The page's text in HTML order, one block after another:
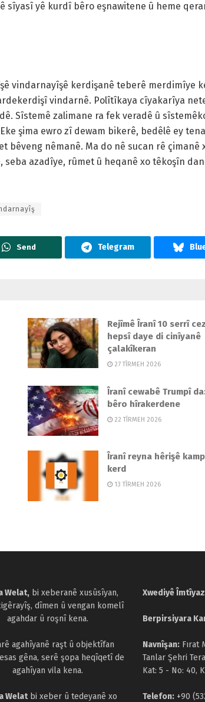
sîyasî yê kurdî bêro eşnawitene û heme
vindarnayîşê kerdişanê teberê merdimîye
vindarnê. Polîtîkaya cîyakarîya
Sîstemê zalimane ra fek veradê û
şima ewro zî dewam bikerê, bedêlê ey
bêveng nêmanê. Ma do nê sucan rê çimanê
azadîye, rûmet û heqanê xo têkoşîn
Send
Rejîmê Îranî 10 serrî
hepsî daye di cinîyanê
çalakîkeran
27 TÎRMEH 2026
Îranî cewabê Trumpî
bêro hîrakerdene
22 TÎRMEH 2026
Îranî reyna hêrişê
kerd
13 TÎRMEH 2026
Welat,bi xeberanê xusûsîyan,
dîmen û vengan komelî
agahdar û roşnî kena.
agahîyanê raşt û objektîfan
gêna, serê şopa heqîqetî de
agahîyan vila kena.
Welatbi xeber û tedeyanê xo
Xwediyê
Berpirsiyara
Navnîşan: Fırat
Tanlar Şehri
Kat: 5 - No: 40,
Telefon: +90